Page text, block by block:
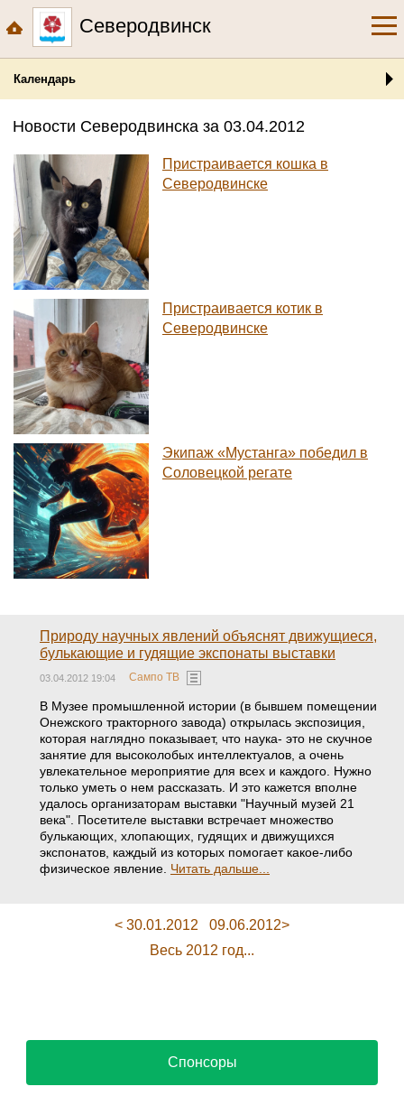
Северодвинск
Календарь
Новости Северодвинска за 03.04.2012
Пристраивается кошка в
Северодвинске
Пристраивается котик в
Северодвинске
Экипаж «Мустанга» победил в
Соловецкой регате
Природу научных явлений объяснят движущиеся,
булькающие и гудящие экспонаты выставки
03.04.2012 19:04 Сампо ТВ
В Музее промышленной истории (в бывшем помещении
Онежского тракторного завода) открылась экспозиция,
которая наглядно показывает, что наука- это не скучное
занятие для высоколобых интеллектуалов, а очень
увлекательное мероприятие для всех и каждого. Нужно
только уметь о нем рассказать. И это кажется вполне
удалось организаторам выставки "Научный музей 21
века". Посетителе выставки встречает множество
булькающих, хлопающих, гудящих и движущихся
экспонатов, каждый из которых помогает какое-либо
физическое явление. Читать дальше...
< 30.01.2012
09.06.2012>
Весь 2012 год...
Спонсоры